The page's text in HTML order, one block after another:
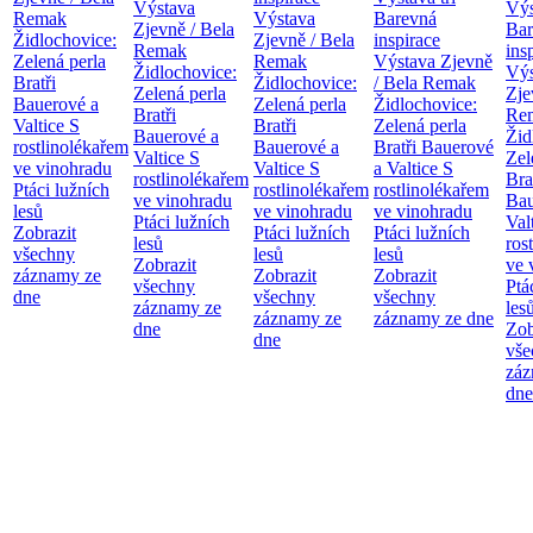
Remak
Židlochovice:
Zelená perla
Bratři
Bauerové a
Valtice S
rostlinolékařem
ve vinohradu
Ptáci lužních
lesů
Zobrazit
všechny
záznamy ze
dne
Výstava
Zjevně / Bela
Remak
Židlochovice:
Zelená perla
Bratři
Bauerové a
Valtice S
rostlinolékařem
ve vinohradu
Ptáci lužních
lesů
Zobrazit
všechny
záznamy ze
dne
Výstava
Zjevně / Bela
Remak
Židlochovice:
Zelená perla
Bratři
Bauerové a
Valtice S
rostlinolékařem
ve vinohradu
Ptáci lužních
lesů
Zobrazit
všechny
záznamy ze
dne
Barevná
inspirace
Výstava Zjevně
/ Bela Remak
Židlochovice:
Zelená perla
Bratři Bauerové
a Valtice S
rostlinolékařem
ve vinohradu
Ptáci lužních
lesů
Zobrazit
všechny
záznamy ze dne
ve
dne